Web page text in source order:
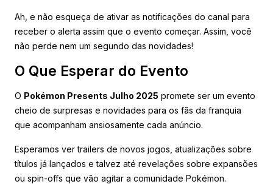
Ah, e não esqueça de ativar as notificações do canal para
receber o alerta assim que o evento começar. Assim, você
não perde nem um segundo das novidades!
O Que Esperar do Evento
O Pokémon Presents Julho 2025 promete ser um evento
cheio de surpresas e novidades para os fãs da franquia
que acompanham ansiosamente cada anúncio.
Esperamos ver trailers de novos jogos, atualizações sobre
títulos já lançados e talvez até revelações sobre expansões
ou spin-offs que vão agitar a comunidade Pokémon.